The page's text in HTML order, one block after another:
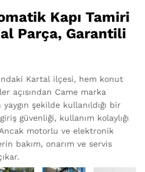
Kapı Tamiri
Parça, Garantili
Kartal ilçesi, hem konut
açısından Came marka
şekilde kullanıldığı bir
güvenliği, kullanım kolaylığı
motorlu ve elektronik
bakım, onarım ve servis